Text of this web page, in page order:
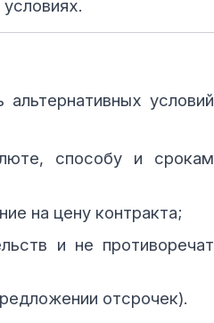
условий
способу и срокам
на цену контракта;
и не противоречат
отсрочек).